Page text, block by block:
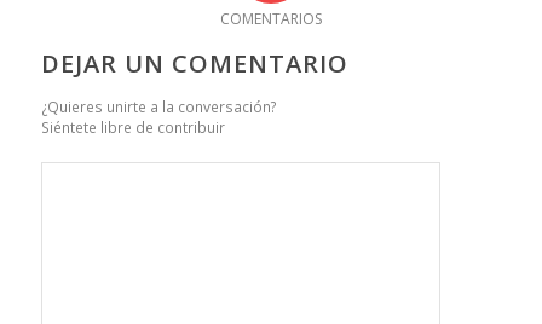
COMENTARIOS
DEJAR UN COMENTARIO
¿Quieres unirte a la conversación?
Siéntete libre de contribuir